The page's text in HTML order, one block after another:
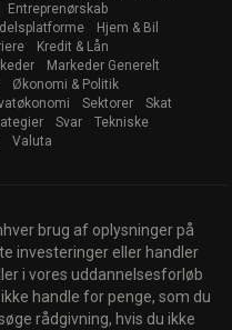
Entreprenørskab
Hjem & Bil
Kredit & Lån
Markeder Generelt
Økonomi & Politik
Sektorer
Skat
Svar
Tekniske
Valuta
brug af oplysninger på
investeringer eller handler
i vores uddannelsesforløb
handle for penge, som du
rådgivning, hvis du ikke